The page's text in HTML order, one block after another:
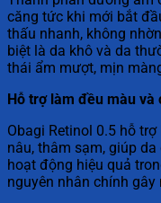
căng tức khi mới bắt
thấu nhanh, không
biệt là da khô và da
thái ẩm mượt, mịn
Hỗ trợ làm đều màu và
Obagi Retinol 0.5 hỗ
nâu, thâm sạm, giúp
hoạt động hiệu quả
nguyên nhân chính